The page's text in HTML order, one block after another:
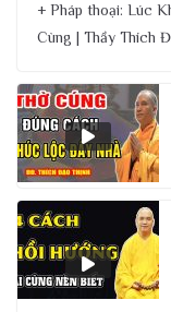
+ Pháp thoại: Lúc
Cùng | Thầy Thích